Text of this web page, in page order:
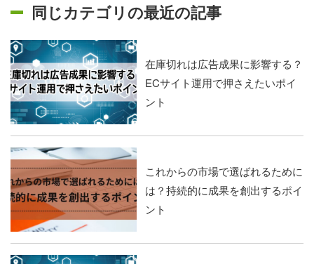
同じカテゴリの最近の記事
在庫切れは広告成果に影響する？
ECサイト運用で押さえたいポイ
ント
これからの市場で選ばれるために
は？持続的に成果を創出するポイ
ント